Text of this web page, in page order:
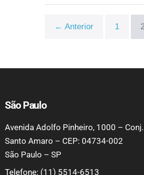
← Anterior 1
São Paulo
Avenida Adolfo Pinheiro, 1000 – Conj.
Santo Amaro – CEP: 04734-002
São Paulo – SP
Telefone: (11) 5514-6513